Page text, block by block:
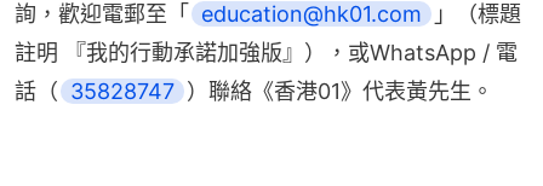
詢，歡迎電郵至「
education@hk01.com
」（標題
註明 『我的行動承諾加強版』），或WhatsApp / 電
話（ 35828747 ）聯絡《香港01》代表黃先生。